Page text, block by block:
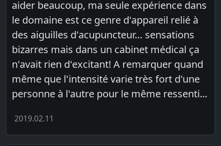
aider beaucoup, ma seule expérience dans
le domaine est ce genre d'appareil relié à
des aiguilles d'acupuncteur… sensations
bizarres mais dans un cabinet médical ça
n'avait rien d'excitant! A remarquer quand
même que l'intensité varie très fort d'une
personne à l'autre pour le même ressenti...
2019.02.11